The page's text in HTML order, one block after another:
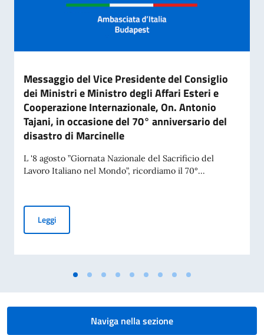
Messaggio del Vice Presidente del Consiglio
dei Ministri e Ministro degli Affari Esteri e
Cooperazione Internazionale, On. Antonio
Tajani, in occasione del 70° anniversario del
disastro di Marcinelle
L '8 agosto ”Giornata Nazionale del Sacrificio del
Lavoro Italiano nel Mondo”, ricordiamo il 70°...
LeggiMessaggio del Vice Presidente del Consiglio dei Ministri e
Naviga nella sezione